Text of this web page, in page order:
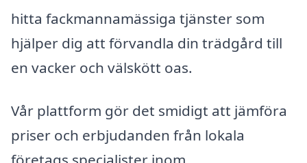
hitta fackmannamässiga tjänster som
hjälper dig att förvandla din trädgård till
en vacker och välskött oas.
Vår plattform gör det smidigt att jämföra
priser och erbjudanden från lokala